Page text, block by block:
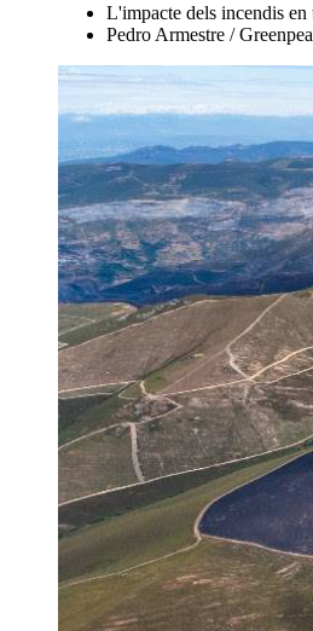
L'impacte dels incendis
Pedro Armestre /